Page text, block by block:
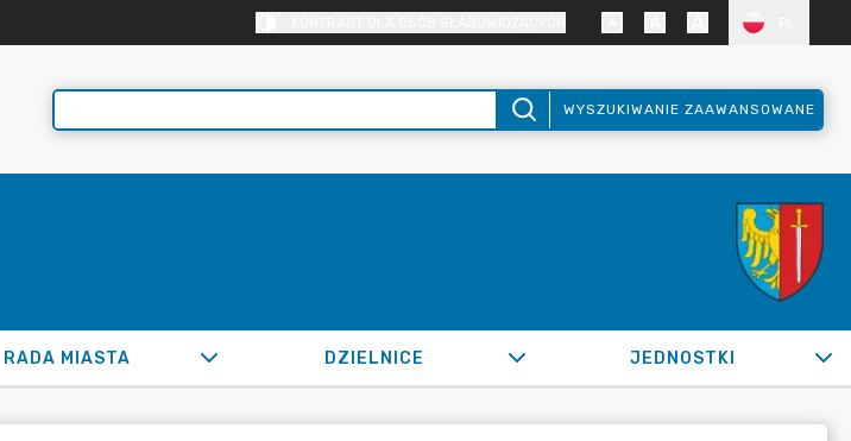
WYSZUKIWANIE ZAAWANSOWANE
RADA MIASTA DZIELNICE JEDNOSTKI